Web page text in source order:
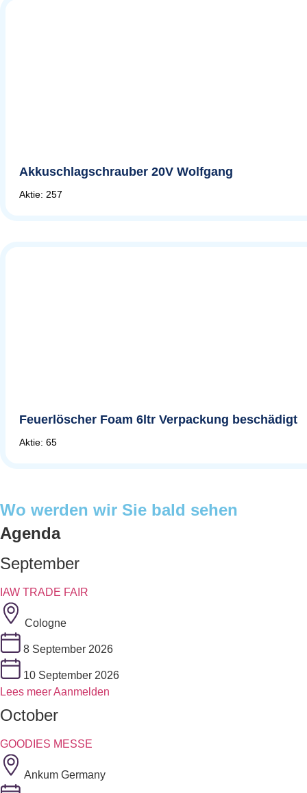
Akkuschlagschrauber 20V Wolfgang
Aktie: 257
Feuerlöscher Foam 6ltr Verpackung beschädigt
Aktie: 65
Wo werden wir Sie bald sehen
Agenda
September
IAW TRADE FAIR
Cologne
8 September 2026
10 September 2026
Lees meerAanmelden
October
GOODIES MESSE
Ankum Germany